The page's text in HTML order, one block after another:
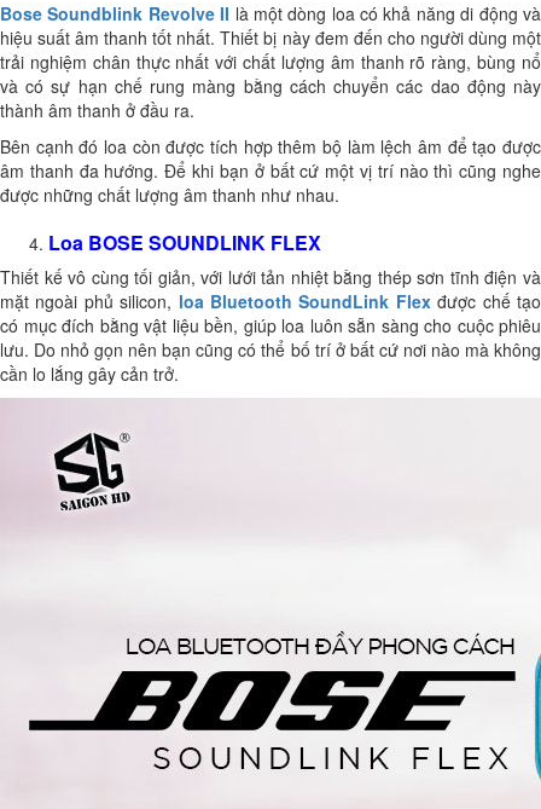
Bose Soundblink Revolve II là một dòng loa có khả năng di động và
hiệu suất âm thanh tốt nhất. Thiết bị này đem đến cho người dùng một
trải nghiệm chân thực nhất với chất lượng âm thanh rõ ràng, bùng nổ
và có sự hạn chế rung màng bằng cách chuyển các dao động này
thành âm thanh ở đầu ra.
Bên cạnh đó loa còn được tích hợp thêm bộ làm lệch âm để tạo được
âm thanh đa hướng. Để khi bạn ở bất cứ một vị trí nào thì cũng nghe
được những chất lượng âm thanh như nhau.
Loa BOSE SOUNDLINK FLEX
Thiết kế vô cùng tối giản, với lưới tản nhiệt bằng thép sơn tĩnh điện và
mặt ngoài phủ silicon, loa Bluetooth SoundLink Flexđược chế tạo
có mục đích bằng vật liệu bền, giúp loa luôn sẵn sàng cho cuộc phiêu
lưu. Do nhỏ gọn nên bạn cũng có thể bố trí ở bất cứ nơi nào mà không
cần lo lắng gây cản trở.